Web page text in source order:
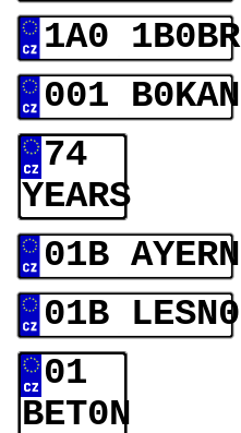
1A0 1B0BR
001 B0KAN
74
YEARS
01B AYERN
01B LESN0
01
BET0N